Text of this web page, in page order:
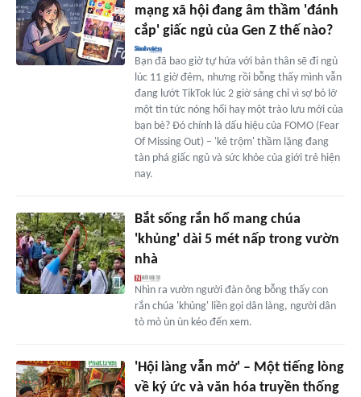
mạng xã hội đang âm thầm 'đánh
cắp' giấc ngủ của Gen Z thế nào?
Bạn đã bao giờ tự hứa với bản thân sẽ đi ngủ
lúc 11 giờ đêm, nhưng rồi bỗng thấy mình vẫn
đang lướt TikTok lúc 2 giờ sáng chỉ vì sợ bỏ lỡ
một tin tức nóng hổi hay một trào lưu mới của
bạn bè? Đó chính là dấu hiệu của FOMO (Fear
Of Missing Out) – 'kẻ trộm' thầm lặng đang
tàn phá giấc ngủ và sức khỏe của giới trẻ hiện
nay.
Bắt sống rắn hổ mang chúa
'khủng' dài 5 mét nấp trong vườn
nhà
Nhìn ra vườn người đàn ông bỗng thấy con
rắn chúa 'khủng' liền gọi dân làng, người dân
tò mò ùn ùn kéo đến xem.
'Hội làng vẫn mở' – Một tiếng lòng
về ký ức và văn hóa truyền thống